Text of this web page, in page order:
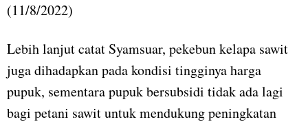
(11/8/2022)
Lebih lanjut catat Syamsuar, pekebun kelapa sawit
juga dihadapkan pada kondisi tingginya harga
pupuk, sementara pupuk bersubsidi tidak ada lagi
bagi petani sawit untuk mendukung peningkatan